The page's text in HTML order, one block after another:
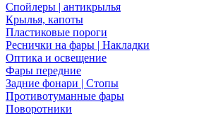
Спойлеры | антикрылья
Крылья, капоты
Пластиковые пороги
Реснички на фары | Накладки
Оптика и освещение
Фары передние
Задние фонари | Стопы
Противотуманные фары
Поворотники